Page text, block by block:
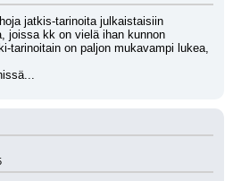
jatkis-tarinoita julkaistaisiin
joissa kk on vielä ihan kunnon
tarinoitain on paljon mukavampi lukea,